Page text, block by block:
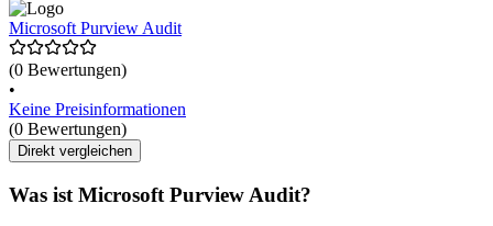
Microsoft Purview Audit
(0 Bewertungen)
•
Keine Preisinformationen
(0 Bewertungen)
Direkt vergleichen
Was ist Microsoft Purview Audit?